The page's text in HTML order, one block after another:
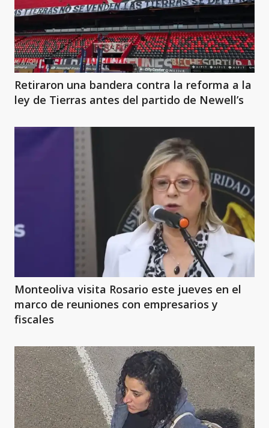
Retiraron una bandera contra la reforma a la
ley de Tierras antes del partido de Newell’s
Monteoliva visita Rosario este jueves en el
marco de reuniones con empresarios y
fiscales